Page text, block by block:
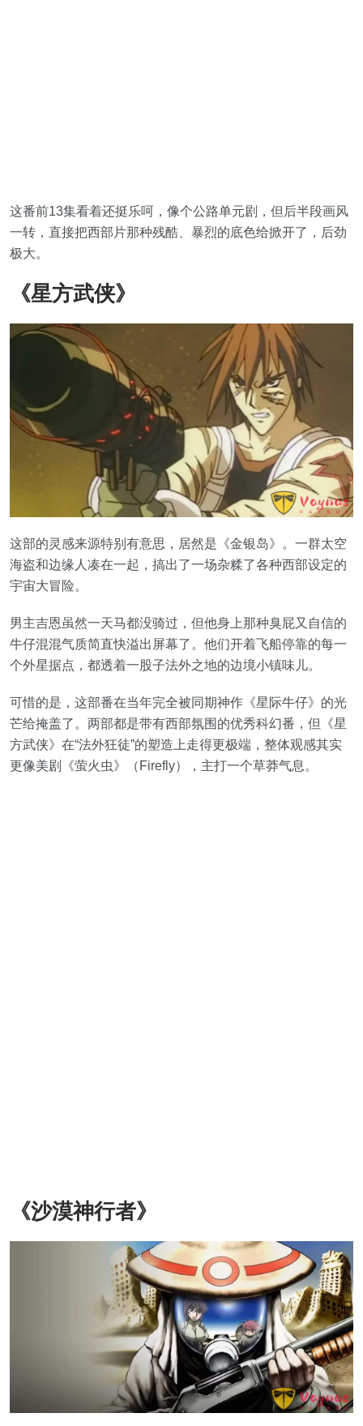
这番前13集看着还挺乐呵，像个公路单元剧，但后半段画风
一转，直接把西部片那种残酷、暴烈的底色给掀开了，后劲
极大。
《星方武侠》
这部的灵感来源特别有意思，居然是《金银岛》。一群太空
海盗和边缘人凑在一起，搞出了一场杂糅了各种西部设定的
宇宙大冒险。
男主吉恩虽然一天马都没骑过，但他身上那种臭屁又自信的
牛仔混混气质简直快溢出屏幕了。他们开着飞船停靠的每一
个外星据点，都透着一股子法外之地的边境小镇味儿。
可惜的是，这部番在当年完全被同期神作《星际牛仔》的光
芒给掩盖了。两部都是带有西部氛围的优秀科幻番，但《星
方武侠》在“法外狂徒”的塑造上走得更极端，整体观感其实
更像美剧《萤火虫》（Firefly），主打一个草莽气息。
《沙漠神行者》